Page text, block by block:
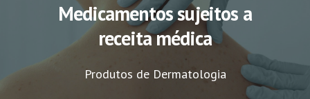
Medicamentos sujeitos a
receita médica
Produtos de Dermatologia